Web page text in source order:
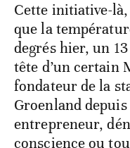
Cette initiative-
que la
degrés hier, un
tête d’un certain
fondateur de la
Groenland depuis
entrepreneur,
conscience ou